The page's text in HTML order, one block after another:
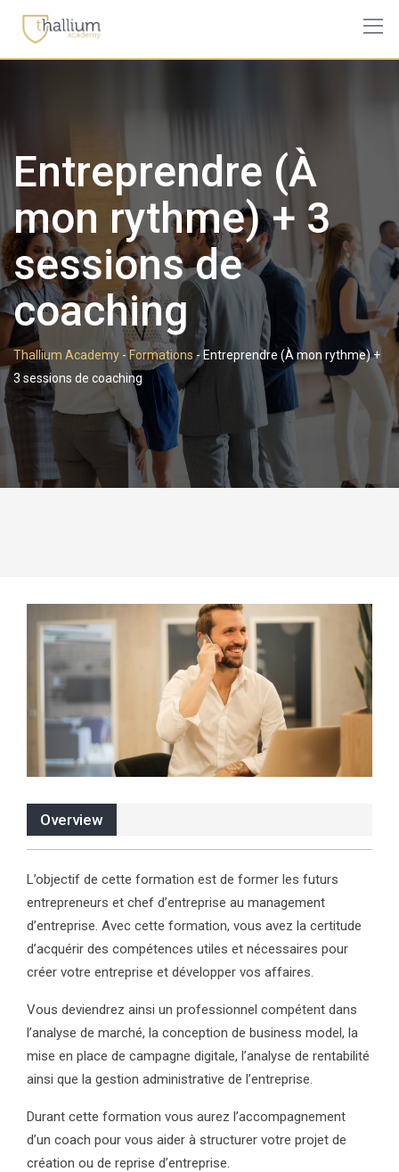
content
Entreprendre (À
mon rythme) + 3
sessions de
coaching
Thallium Academy -Formations -Entreprendre (À mon rythme) +
3 sessions de coaching
Overview
L’objectif de cette formation est de former les futurs
entrepreneurs et chef d’entreprise au management
d’entreprise. Avec cette formation, vous avez la certitude
d’acquérir des compétences utiles et nécessaires pour
créer votre entreprise et développer vos affaires.
Vous deviendrez ainsi un professionnel compétent dans
l’analyse de marché, la conception de business model, la
mise en place de campagne digitale, l’analyse de rentabilité
ainsi que la gestion administrative de l’entreprise.
Durant cette formation vous aurez l’accompagnement
d’un coach pour vous aider à structurer votre projet de
création ou de reprise d’entreprise.